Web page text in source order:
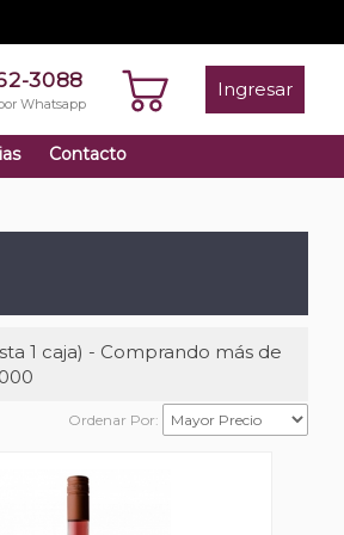
3088
Whatsapp
Ingresar
Contacto
1 caja) - Comprando más de
Ordenar Por: